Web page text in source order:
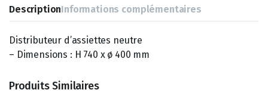
DescriptionInformations complémentaires
Distributeur d’assiettes neutre
– Dimensions : H 740 x ø 400 mm
Produits Similaires